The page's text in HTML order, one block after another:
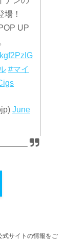
！
UP
#マイ
June
サイトの情報をご